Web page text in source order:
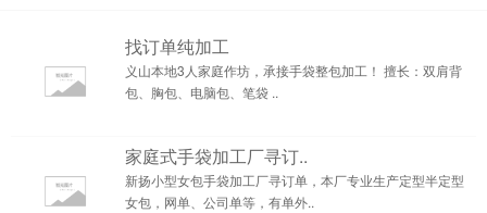
找订单纯加工
义山本地3人家庭作坊，承接手袋整包加工！ 擅长：双肩背
包、胸包、电脑包、笔袋 ..
家庭式手袋加工厂寻订..
新扬小型女包手袋加工厂寻订单，本厂专业生产定型半定型
女包，网单、公司单等，有单外..